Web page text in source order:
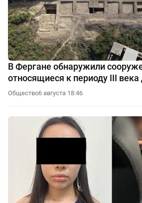
В Фергане обнаружили
относящиеся к периоду III века
Общество6 августа 18:46